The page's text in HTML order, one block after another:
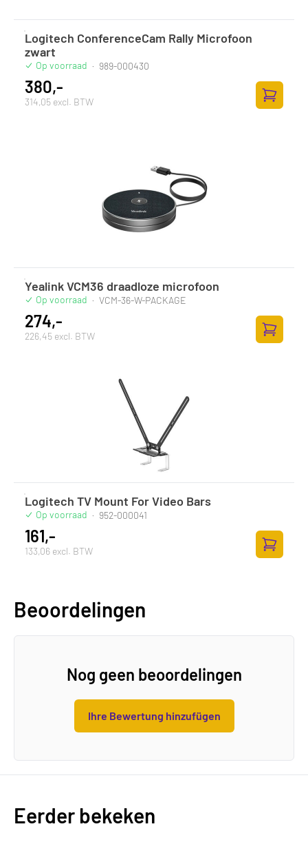
Logitech ConferenceCam Rally Microfoon
zwart
Op voorraad · 989-000430
380,-
314,05 excl. BTW
Zum
Yealink VCM36 draadloze microfoon
Op voorraad · VCM-36-W-PACKAGE
274,-
226,45 excl. BTW
Zum
Logitech TV Mount For Video Bars
Op voorraad · 952-000041
161,-
133,06 excl. BTW
Zum
Beoordelingen
Nog geen beoordelingen
Ihre Bewertung hinzufügen
Eerder bekeken